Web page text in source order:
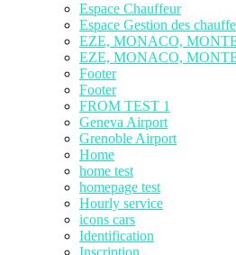
Espace Chauffeur
Espace Gestion des
EZE, MONACO,
EZE, MONACO,
Footer
Footer
FROM TEST 1
Geneva Airport
Grenoble Airport
Home
home test
homepage test
Hourly service
icons cars
Identification